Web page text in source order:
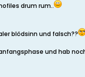
drum rum..
blödsinn und falsch??
und hab